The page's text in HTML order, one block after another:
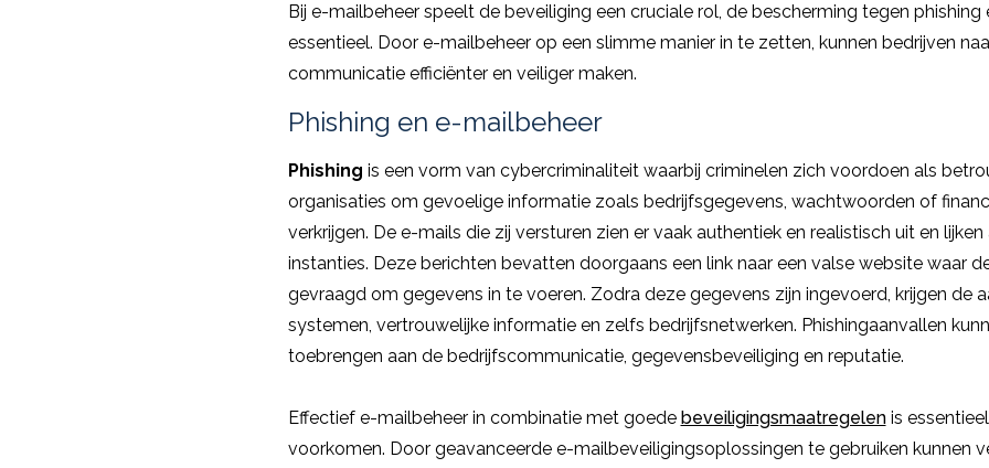
Bij e-mailbeheer speelt de beveiliging een cruciale rol, de bescherming tegen phishing
essentieel. Door e-mailbeheer op een slimme manier in te zetten, kunnen bedrijven
communicatie efficiënter en veiliger maken.
Phishing en e-mailbeheer
Phishing is een vorm van cybercriminaliteit waarbij criminelen zich voordoen als
organisaties om gevoelige informatie zoals bedrijfsgegevens, wachtwoorden of
verkrijgen. De e-mails die zij versturen zien er vaak authentiek en realistisch uit en
instanties. Deze berichten bevatten doorgaans een link naar een valse website waar
gevraagd om gegevens in te voeren. Zodra deze gegevens zijn ingevoerd, krijgen de
systemen, vertrouwelijke informatie en zelfs bedrijfsnetwerken. Phishingaanvallen
toebrengen aan de bedrijfscommunicatie, gegevensbeveiliging en reputatie.
Effectief e-mailbeheer in combinatie met goede beveiligingsmaatregelenis
voorkomen. Door geavanceerde e-mailbeveiligingsoplossingen te gebruiken kunnen